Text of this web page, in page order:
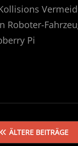
Roboter-
Pi
ÄLTERE BEITRÄGE